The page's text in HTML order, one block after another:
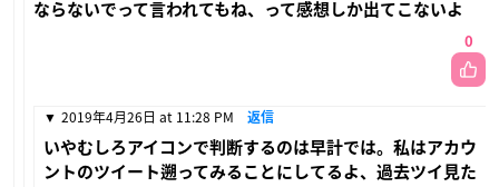
ならないでって言われてもね、って感想しか出てこないよ
0
2019年4月26日 at 11:28 PM 返信
いやむしろアイコンで判断するのは早計では。私はアカウ
ントのツイート遡ってみることにしてるよ、過去ツイ見た